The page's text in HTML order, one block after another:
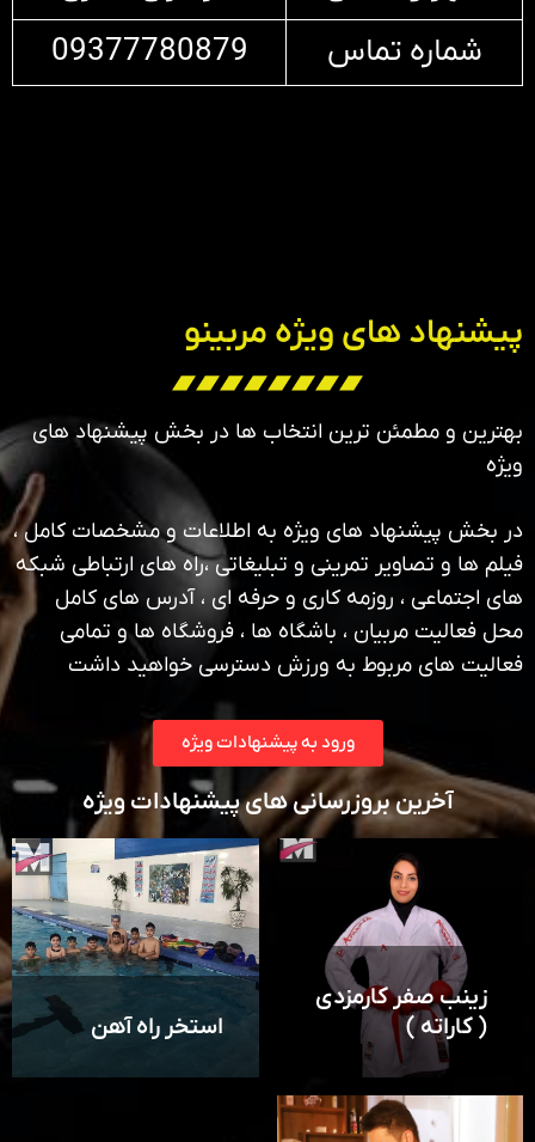
شماره تماس
09377780879
پیشنهاد های ویژه مربینو
بهترین و مطمئن ترین انتخاب ها در بخش پیشنهاد های
ویژه
در بخش پیشنهاد های ویژه به اطلاعات و مشخصات کامل ،
فیلم ها و تصاویر تمرینی و تبلیغاتی ،راه های ارتباطی شبکه
های اجتماعی ، روزمه کاری و حرفه ای ، آدرس های کامل
محل فعالیت مربیان ، باشگاه ها ، فروشگاه ها و تمامی
فعالیت های مربوط به ورزش دسترسی خواهید داشت
ورود به پیشنهادات ویژه
آخرین بروزرسانی های پیشنهادات ویژه
زینب صفر کارمزدی
( کاراته )
استخر راه آهن